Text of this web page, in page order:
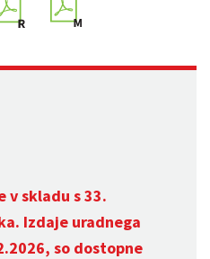
v skladu s 33.
Izdaje uradnega
so dostopne